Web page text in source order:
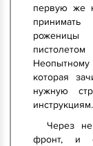
первую же
роженицы
Неопытному
которая
нужную
Через
фронт, и